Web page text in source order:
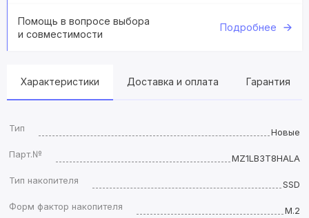
Помощь в вопросе выбора
и совместимости
Подробнее
Характеристики Доставка и оплата Гарантия
Тип
Новые
Парт.№
MZ1LB3T8HALA
Тип накопителя
SSD
Форм фактор накопителя
M.2